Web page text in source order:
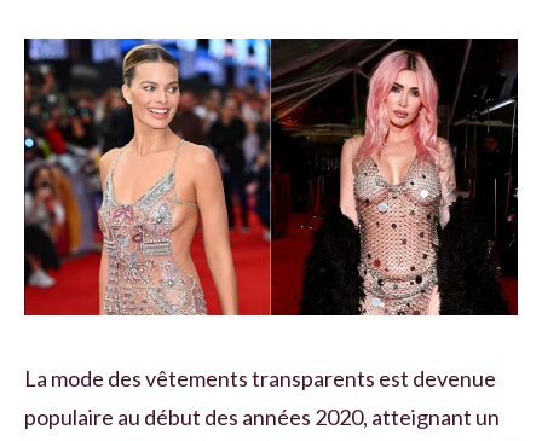
La mode des vêtements transparents est devenue
populaire au début des années 2020, atteignant un